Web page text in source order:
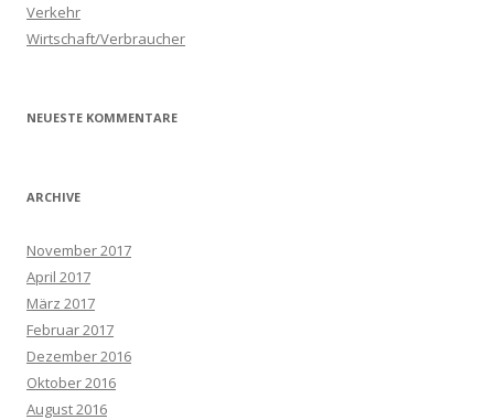
Verkehr
Wirtschaft/Verbraucher
NEUESTE KOMMENTARE
ARCHIVE
November 2017
April 2017
März 2017
Februar 2017
Dezember 2016
Oktober 2016
August 2016